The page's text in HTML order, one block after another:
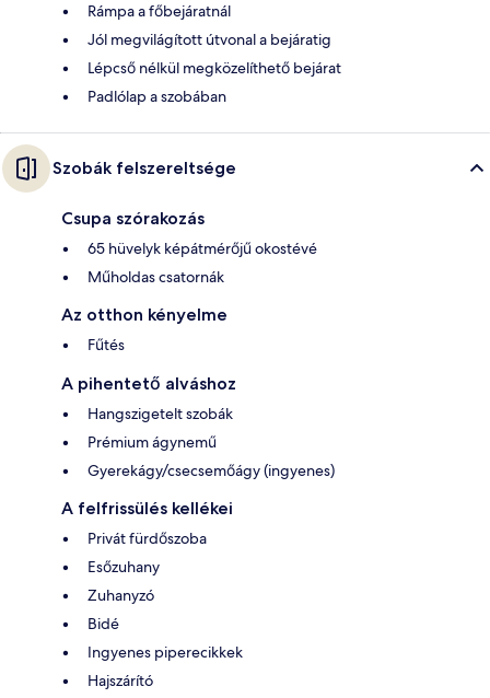
Rámpa a főbejáratnál
Jól megvilágított útvonal a bejáratig
Lépcső nélkül megközelíthető bejárat
Padlólap a szobában
Szobák felszereltsége
Csupa szórakozás
65 hüvelyk képátmérőjű okostévé
Műholdas csatornák
Az otthon kényelme
Fűtés
A pihentető alváshoz
Hangszigetelt szobák
Prémium ágynemű
Gyerekágy/csecsemőágy (ingyenes)
A felfrissülés kellékei
Privát fürdőszoba
Esőzuhany
Zuhanyzó
Bidé
Ingyenes piperecikkek
Hajszárító